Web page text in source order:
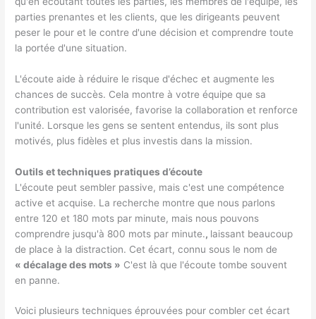
parties prenantes et les clients, que les dirigeants peuvent
peser le pour et le contre d'une décision et comprendre toute
la portée d'une situation.
L'écoute aide à réduire le risque d'échec et augmente les
chances de succès. Cela montre à votre équipe que sa
contribution est valorisée, favorise la collaboration et renforce
l'unité. Lorsque les gens se sentent entendus, ils sont plus
motivés, plus fidèles et plus investis dans la mission.
Outils et techniques pratiques d’écoute
L'écoute peut sembler passive, mais c'est une compétence
active et acquise. La recherche montre que nous parlons
entre 120 et 180 mots par minute, mais nous pouvons
comprendre jusqu'à 800 mots par minute., laissant beaucoup
de place à la distraction. Cet écart, connu sous le nom de
« décalage des mots » C'est là que l'écoute tombe souvent
en panne.
Voici plusieurs techniques éprouvées pour combler cet écart